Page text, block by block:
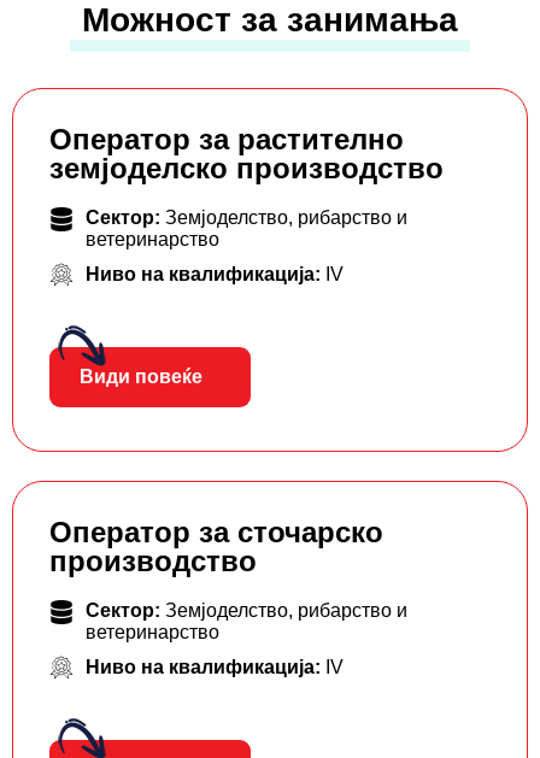
Можност за занимања
Оператор за растително
земјоделско производство
Сектор: Земјоделство, рибарство и
ветеринарство
Ниво на квалификација: IV
Види повеќе
Оператор за сточарско
производство
Сектор: Земјоделство, рибарство и
ветеринарство
Ниво на квалификација: IV